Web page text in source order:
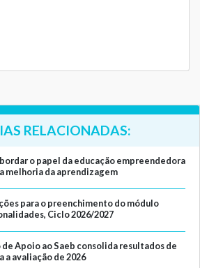
RELACIONADAS:
o papel da educação empreendedora
melhoria da aprendizagem
para o preenchimento do módulo
Ciclo 2026/2027
de Apoio ao Saeb consolida resultados de
a avaliação de 2026